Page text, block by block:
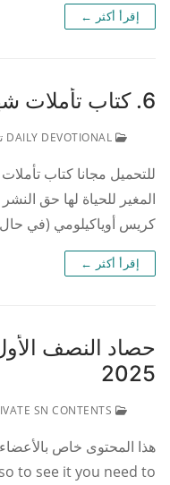
إقرأ أكثر ←
6. كتاب تأملات شهر يونيو 2025
المغير للحياة لها حق
كريس أوياكيلومي (في
إقرأ أكثر ←
2025
to see it you need to